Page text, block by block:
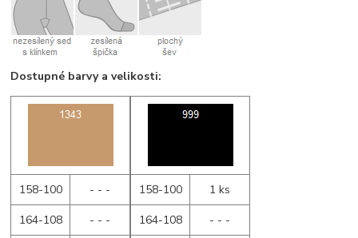
Dostupné barvy a velikosti:
158-100
- - -
164-108
- - -
158-100
1 ks
164-108
- - -